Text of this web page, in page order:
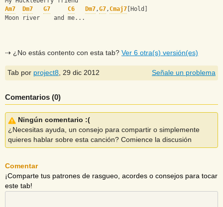
Am7
Dm7 G7 C6 Dm7,G7, Cmaj7 [Hold]
Moon river    and me...
⇢ ¿No estás contento con esta tab? Ver 6 otra(s) versión(es)
Tab por project8, 29 dic 2012 Señale un problema
Comentarios (0)
Ningún comentario :(
¿Necesitas ayuda, un consejo para compartir o simplemente
quieres hablar sobre esta canción? Comience la discusión
Comentar
¡Comparte tus patrones de rasgueo, acordes o consejos para tocar
este tab!